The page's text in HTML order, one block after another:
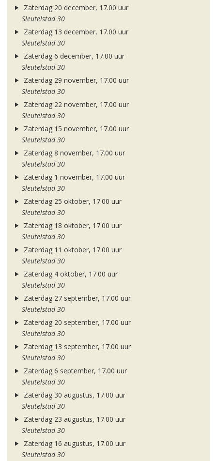
Zaterdag 20 december, 17.00 uur
Sleutelstad 30
Zaterdag 13 december, 17.00 uur
Sleutelstad 30
Zaterdag 6 december, 17.00 uur
Sleutelstad 30
Zaterdag 29 november, 17.00 uur
Sleutelstad 30
Zaterdag 22 november, 17.00 uur
Sleutelstad 30
Zaterdag 15 november, 17.00 uur
Sleutelstad 30
Zaterdag 8 november, 17.00 uur
Sleutelstad 30
Zaterdag 1 november, 17.00 uur
Sleutelstad 30
Zaterdag 25 oktober, 17.00 uur
Sleutelstad 30
Zaterdag 18 oktober, 17.00 uur
Sleutelstad 30
Zaterdag 11 oktober, 17.00 uur
Sleutelstad 30
Zaterdag 4 oktober, 17.00 uur
Sleutelstad 30
Zaterdag 27 september, 17.00 uur
Sleutelstad 30
Zaterdag 20 september, 17.00 uur
Sleutelstad 30
Zaterdag 13 september, 17.00 uur
Sleutelstad 30
Zaterdag 6 september, 17.00 uur
Sleutelstad 30
Zaterdag 30 augustus, 17.00 uur
Sleutelstad 30
Zaterdag 23 augustus, 17.00 uur
Sleutelstad 30
Zaterdag 16 augustus, 17.00 uur
Sleutelstad 30